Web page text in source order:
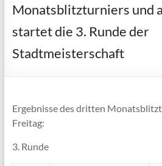
Monatsblitzturniers und
startet die 3. Runde der
Stadtmeisterschaft
Ergebnisse des dritten
Freitag:
3. Runde